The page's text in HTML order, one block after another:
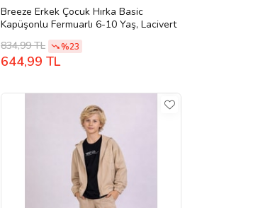
Breeze Erkek Çocuk Hırka Basic
Kapüşonlu Fermuarlı 6-10 Yaş, Lacivert
834,99 TL
%23
644,99 TL